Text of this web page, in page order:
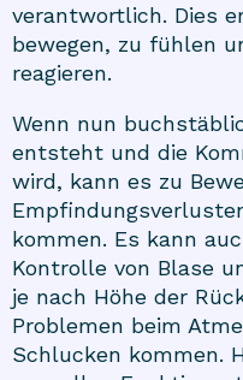
verantwortlich. Dies
bewegen, zu fühlen
reagieren.
Wenn nun
entsteht und die
wird, kann es zu
kommen. Es kann
Kontrolle von Blase
je nach Höhe der
Problemen beim
Schlucken kommen.